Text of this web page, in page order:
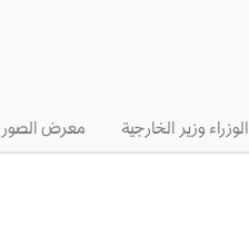
وزير الخارجية معرض الصور